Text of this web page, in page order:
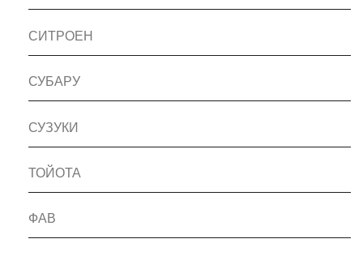
СИТРОЕН
СУБАРУ
СУЗУКИ
ТОЙОТА
ФАВ